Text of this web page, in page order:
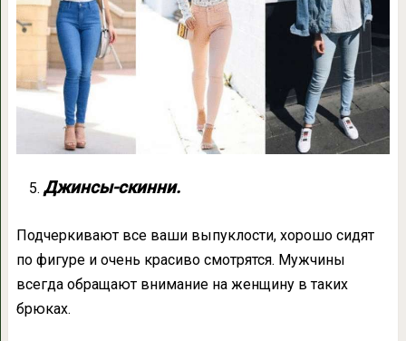
Джинсы-скинни.
Подчеркивают все ваши выпуклости, хорошо сидят
по фигуре и очень красиво смотрятся. Мужчины
всегда обращают внимание на женщину в таких
брюках.